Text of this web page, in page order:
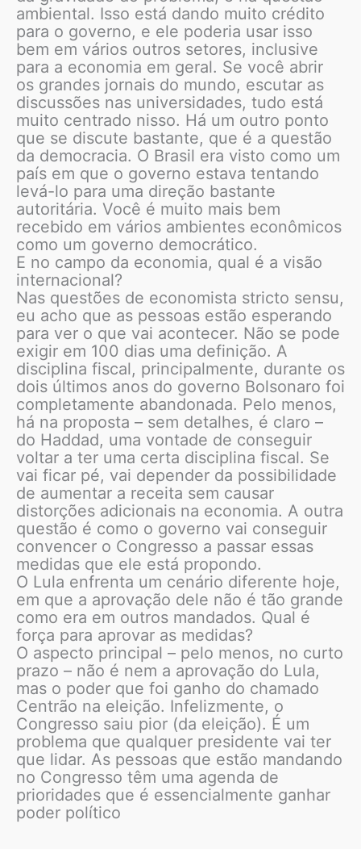
ambiental. Isso está dando muito crédito
para o governo, e ele poderia usar isso
bem em vários outros setores, inclusive
para a economia em geral. Se você abrir
os grandes jornais do mundo, escutar as
discussões nas universidades, tudo está
muito centrado nisso. Há um outro ponto
que se discute bastante, que é a questão
da democracia. O Brasil era visto como um
país em que o governo estava tentando
levá-lo para uma direção bastante
autoritária. Você é muito mais bem
recebido em vários ambientes econômicos
como um governo democrático.
E no campo da economia, qual é a visão
internacional?
Nas questões de economista stricto sensu,
eu acho que as pessoas estão esperando
para ver o que vai acontecer. Não se pode
exigir em 100 dias uma definição. A
disciplina fiscal, principalmente, durante os
dois últimos anos do governo Bolsonaro foi
completamente abandonada. Pelo menos,
há na proposta – sem detalhes, é claro –
do Haddad, uma vontade de conseguir
voltar a ter uma certa disciplina fiscal. Se
vai ficar pé, vai depender da possibilidade
de aumentar a receita sem causar
distorções adicionais na economia. A outra
questão é como o governo vai conseguir
convencer o Congresso a passar essas
medidas que ele está propondo.
O Lula enfrenta um cenário diferente hoje,
em que a aprovação dele não é tão grande
como era em outros mandados. Qual é
força para aprovar as medidas?
O aspecto principal – pelo menos, no curto
prazo – não é nem a aprovação do Lula,
mas o poder que foi ganho do chamado
Centrão na eleição. Infelizmente, o
Congresso saiu pior (da eleição). É um
problema que qualquer presidente vai ter
que lidar. As pessoas que estão mandando
no Congresso têm uma agenda de
prioridades que é essencialmente ganhar
poder político